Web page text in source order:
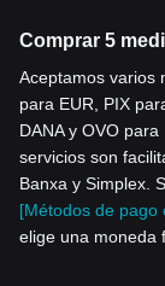
Comprar 5
Aceptamos varios
para EUR, PIX
DANA y OVO
servicios son
Banxa y Simplex.
[Métodos de pago
elige una moneda